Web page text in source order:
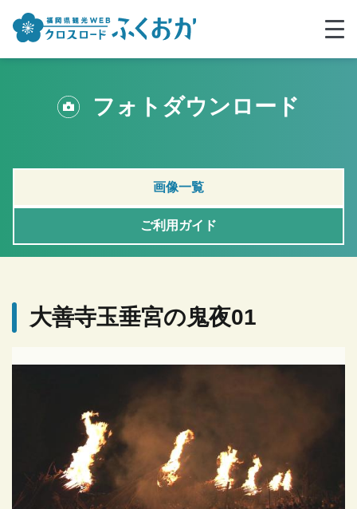
フォトダウンロード
画像一覧
ご利用ガイド
大善寺玉垂宮の鬼夜01